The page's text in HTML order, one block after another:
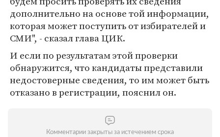
дополнительно на основе той информации,
которая может поступить от избирателей и
СМИ", - сказал глава ЦИК.
И если по результатам этой проверки
обнаружится, что кандидаты представили
недостоверные сведения, то им может быть
отказано в регистрации, пояснил он.
Комментарии закрыты за истечением срока